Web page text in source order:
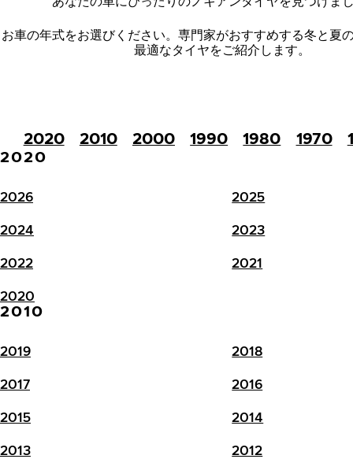
お車の年式をお選びください。専門家がおすすめする冬と夏
最適なタイヤをご紹介します。
2020 2010 2000 1990 1980 1970
2020
2026 2025
2024 2023
2022 2021
2020
2010
2019 2018
2017 2016
2015 2014
2013 2012